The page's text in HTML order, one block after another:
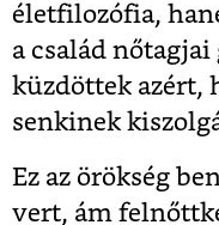
életfilozófia,
a család
küzdöttek azért,
senkinek
Ez az örökség
vert, ám